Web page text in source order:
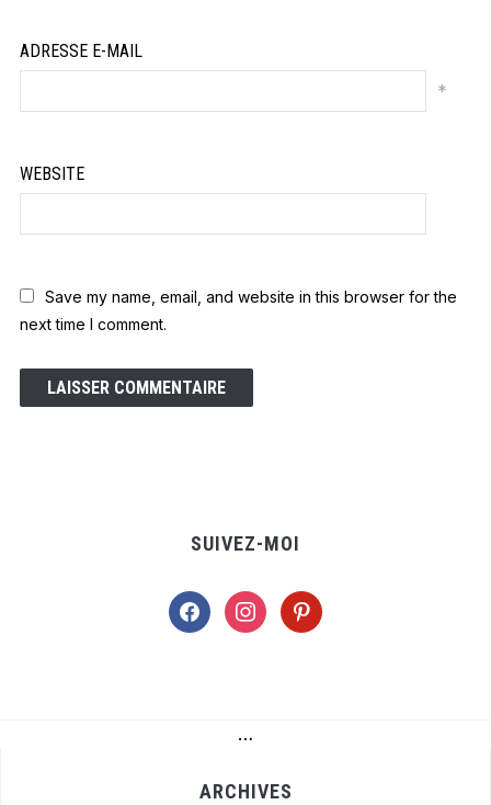
ADRESSE E-MAIL
*
WEBSITE
Save my name, email, and website in this browser for the
next time I comment.
SUIVEZ-MOI
facebookinstagrampinterest
…
ARCHIVES